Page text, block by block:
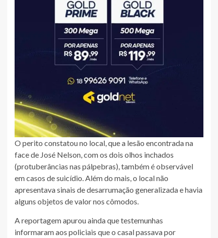
O perito constatou no local, que a lesão encontrada na
face de José Nelson, com os dois olhos inchados
(protuberâncias nas pálpebras), também é observável
em casos de suicídio. Além do mais, o local não
apresentava sinais de desarrumação generalizada e havia
alguns objetos de valor nos cômodos.
A reportagem apurou ainda que testemunhas
informaram aos policiais que o casal passava por